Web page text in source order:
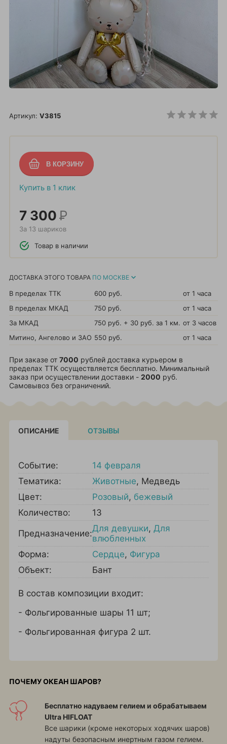
Артикул: V3815
Купить в 1 клик
7 300Р
За 13 шариков
Товар в наличии
ДОСТАВКА ЭТОГО ТОВАРА ПО МОСКВЕ
В пределах ТТК 600 руб.
от 1 часа
В пределах МКАД
750 руб.
от 1 часа
За МКАД
750 руб. + 30 руб. за 1 км. от 3 часов
Митино, Ангелово и ЗАО 550 руб. от 1 часа
При заказе от 7000 рублей доставка курьером в
пределах ТТК осуществляется бесплатно. Минимальный
заказ при осуществлении доставки - 2000 руб.
Самовывоз без ограничений.
ОПИСАНИЕ ОТЗЫВЫ
Событие:
14 февраля
Тематика:
Животные, Медведь
Цвет:
Розовый, бежевый
Количество:
13
Предназначение:Для девушки, Для
влюбленных
Форма:
Сердце, Фигура
Объект:
Бант
В состав композиции входит:
- Фольгированные шары 11 шт;
- Фольгированная фигура 2 шт.
ПОЧЕМУ ОКЕАН ШАРОВ?
Бесплатно надуваем гелием и обрабатываем
Ultra HIFLOAT
Все шарики (кроме некоторых ходячих шаров)
надуты безопасным инертным газом гелием.